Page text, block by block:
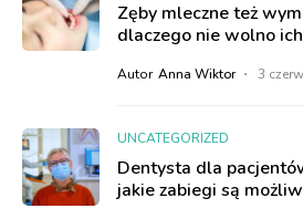
Zęby mleczne też
dlaczego nie wolno
Autor Anna Wiktor 3
UNCATEGORIZED
Dentysta dla
jakie zabiegi są